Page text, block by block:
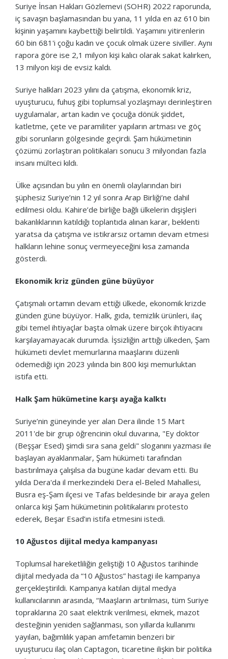
Suriye İnsan Hakları Gözlemevi (SOHR) 2022 raporunda,
iç savaşın başlamasından bu yana, 11 yılda en az 610 bin
kişinin yaşamını kaybettiği belirtildi. Yaşamını yitirenlerin
60 bin 681'i çoğu kadın ve çocuk olmak üzere siviller. Aynı
rapora göre ise 2,1 milyon kişi kalıcı olarak sakat kalırken,
13 milyon kişi de evsiz kaldı.
Suriye halkları 2023 yılını da çatışma, ekonomik kriz,
uyuşturucu, fuhuş gibi toplumsal yozlaşmayı derinleştiren
uygulamalar, artan kadın ve çocuğa dönük şiddet,
katletme, çete ve paramiliter yapıların artması ve göç
gibi sorunların gölgesinde geçirdi. Şam hükümetinin
çözümü zorlaştıran politikaları sonucu 3 milyondan fazla
insanı mülteci kıldı.
Ülke açısından bu yılın en önemli olaylarından biri
şüphesiz Suriye’nin 12 yıl sonra Arap Birliği’ne dahil
edilmesi oldu. Kahire’de birliğe bağlı ülkelerin dışişleri
bakanlıklarının katıldığı toplantıda alınan karar, beklenti
yaratsa da çatışma ve istikrarsız ortamın devam etmesi
halkların lehine sonuç vermeyeceğini kısa zamanda
gösterdi.
Ekonomik kriz günden güne büyüyor
Çatışmalı ortamın devam ettiği ülkede, ekonomik krizde
günden güne büyüyor. Halk, gıda, temizlik ürünleri, ilaç
gibi temel ihtiyaçlar başta olmak üzere birçok ihtiyacını
karşılayamayacak durumda. İşsizliğin arttığı ülkeden, Şam
hükümeti devlet memurlarına maaşlarını düzenli
ödemediği için 2023 yılında bin 800 kişi memurluktan
istifa etti.
Halk Şam hükümetine karşı ayağa kalktı
Suriye’nin güneyinde yer alan Dera ilinde 15 Mart
2011'de bir grup öğrencinin okul duvarına, "Ey doktor
(Beşşar Esed) şimdi sıra sana geldi" sloganını yazması ile
başlayan ayaklanmalar, Şam hükümeti tarafından
bastırılmaya çalışılsa da bugüne kadar devam etti. Bu
yılda Dera'da il merkezindeki Dera el-Beled Mahallesi,
Busra eş-Şam ilçesi ve Tafas beldesinde bir araya gelen
onlarca kişi Şam hükümetinin politikalarını protesto
ederek, Beşar Esad’ın istifa etmesini istedi.
10 Ağustos dijital medya kampanyası
Toplumsal hareketliliğin geliştiği 10 Ağustos tarihinde
dijital medyada da “10 Ağustos” hastagi ile kampanya
gerçekleştirildi. Kampanya katılan dijital medya
kullanıcılarının arasında, “Maaşların artırılması, tüm Suriye
topraklarına 20 saat elektrik verilmesi, ekmek, mazot
desteğinin yeniden sağlanması, son yıllarda kullanımı
yayılan, bağımlılık yapan amfetamin benzeri bir
uyuşturucu ilaç olan Captagon, ticaretine ilişkin bir politika